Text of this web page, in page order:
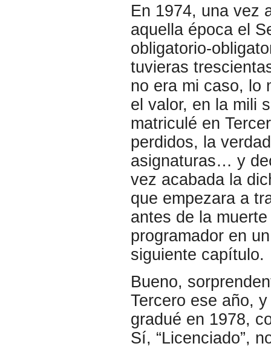
En 1974, una vez
aquella época el
obligatorio-
tuvieras
no era mi caso, lo
el valor, en la mili
matriculé en
perdidos, la
asignaturas… y
vez acabada la
que empezara a
antes de la
programador en
siguiente capítulo.
Bueno,
Tercero ese año,
gradué en 1978,
Sí, “Licenciado”,